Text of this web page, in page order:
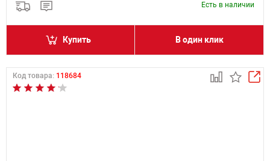
Есть в наличии
Купить В один клик
Код товара: 118684